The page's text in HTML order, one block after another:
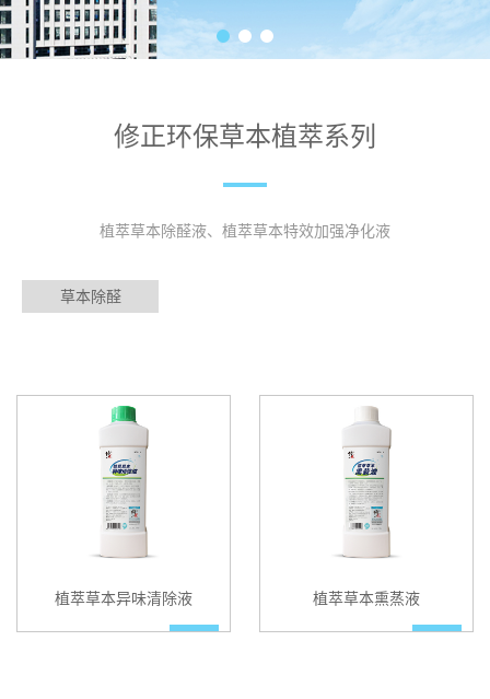
修正环保草本植萃系列
植萃草本除醛液、植萃草本特效加强净化液
草本除醛
植萃草本异味清除液 植萃草本熏蒸液